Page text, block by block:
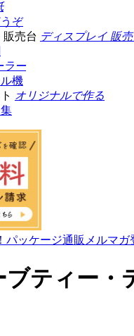
ぞ
ディスプレイ 販
ラー
機
オリジナルで作る
ブティー・